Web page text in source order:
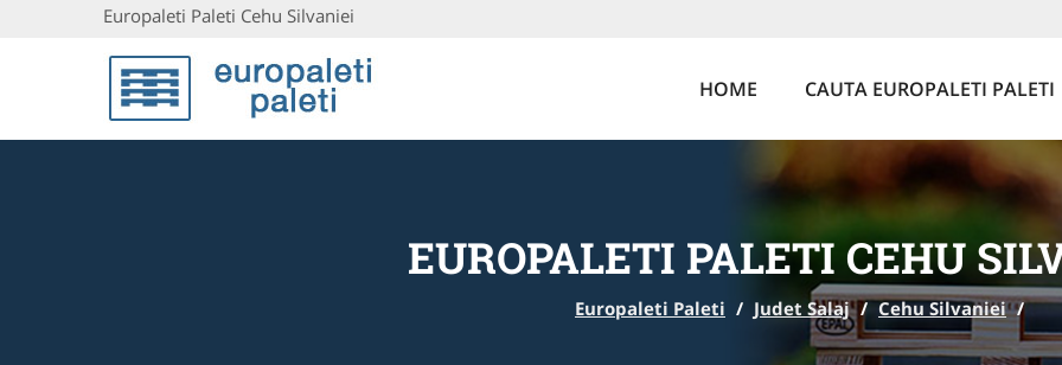
Europaleti Paleti Cehu Silvaniei
HOME CAUTA EUROPALETI PALETI
EUROPALETI PALETI CEHU
Europaleti Paleti / Judet Salaj / Cehu Silvaniei /